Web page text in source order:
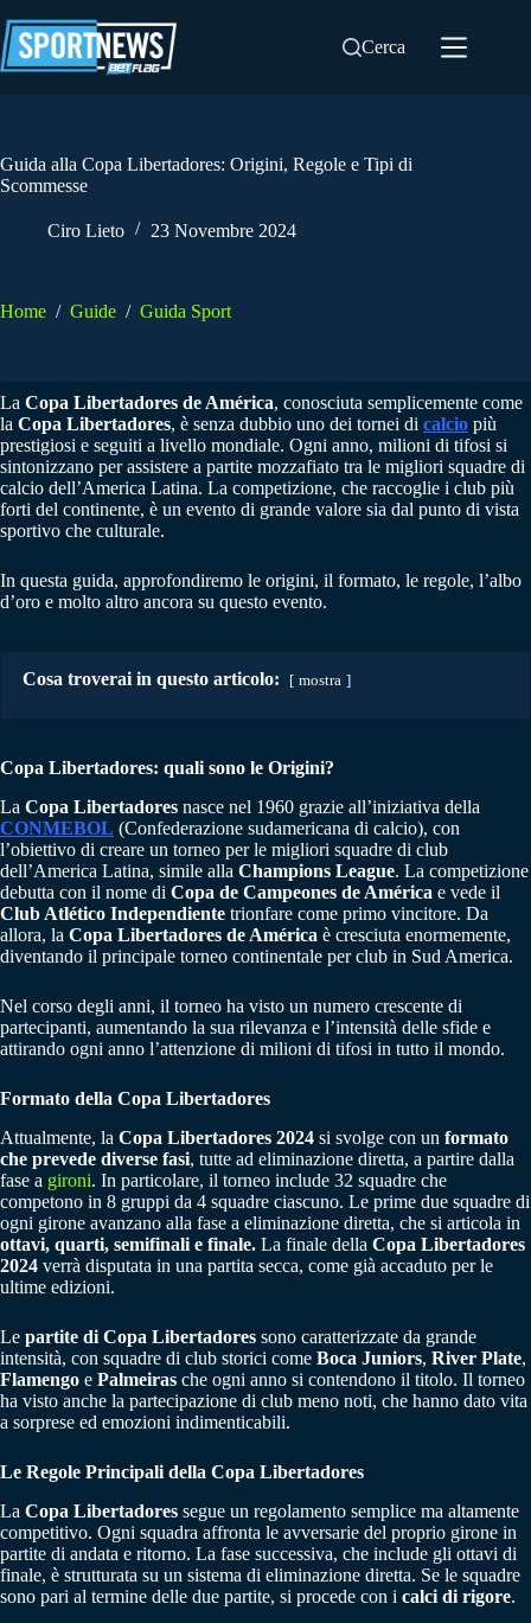
al
contenuto
Cerca
Guida alla Copa Libertadores: Origini, Regole e Tipi di
Scommesse
Ciro Lieto 23 Novembre 2024
Home / Guide / Guida Sport
La Copa Libertadores de América, conosciuta semplicemente come
la Copa Libertadores, è senza dubbio uno dei tornei di calcio più
prestigiosi e seguiti a livello mondiale. Ogni anno, milioni di tifosi si
sintonizzano per assistere a partite mozzafiato tra le migliori squadre di
calcio dell’America Latina. La competizione, che raccoglie i club più
forti del continente, è un evento di grande valore sia dal punto di vista
sportivo che culturale.
In questa guida, approfondiremo le origini, il formato, le regole, l’albo
d’oro e molto altro ancora su questo evento.
Cosa troverai in questo articolo: mostra
Copa Libertadores: quali sono le Origini?
La Copa Libertadores nasce nel 1960 grazie all’iniziativa della
CONMEBOL (Confederazione sudamericana di calcio), con
l’obiettivo di creare un torneo per le migliori squadre di club
dell’America Latina, simile alla Champions League. La competizione
debutta con il nome di Copa de Campeones de América e vede il
Club Atlético Independiente trionfare come primo vincitore. Da
allora, la Copa Libertadores de América è cresciuta enormemente,
diventando il principale torneo continentale per club in Sud America.
Nel corso degli anni, il torneo ha visto un numero crescente di
partecipanti, aumentando la sua rilevanza e l’intensità delle sfide e
attirando ogni anno l’attenzione di milioni di tifosi in tutto il mondo.
Formato della Copa Libertadores
Attualmente, la Copa Libertadores 2024 si svolge con un formato
che prevede diverse fasi, tutte ad eliminazione diretta, a partire dalla
fase a gironi. In particolare, il torneo include 32 squadre che
competono in 8 gruppi da 4 squadre ciascuno. Le prime due squadre di
ogni girone avanzano alla fase a eliminazione diretta, che si articola in
ottavi, quarti, semifinali e finale. La finale della Copa Libertadores
2024 verrà disputata in una partita secca, come già accaduto per le
ultime edizioni.
Le partite di Copa Libertadores sono caratterizzate da grande
intensità, con squadre di club storici come Boca Juniors, River Plate,
Flamengo e Palmeiras che ogni anno si contendono il titolo. Il torneo
ha visto anche la partecipazione di club meno noti, che hanno dato vita
a sorprese ed emozioni indimenticabili.
Le Regole Principali della Copa Libertadores
La Copa Libertadores segue un regolamento semplice ma altamente
competitivo. Ogni squadra affronta le avversarie del proprio girone in
partite di andata e ritorno. La fase successiva, che include gli ottavi di
finale, è strutturata su un sistema di eliminazione diretta. Se le squadre
sono pari al termine delle due partite, si procede con i calci di rigore.